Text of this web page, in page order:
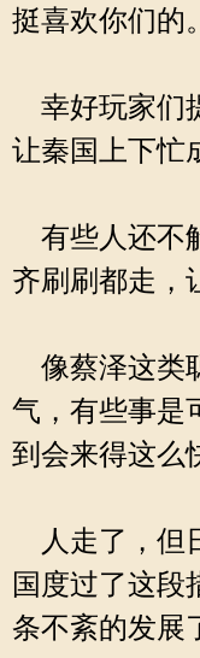
挺喜欢你们的
幸好玩家们
让秦国上下忙
有些人还不
齐刷刷都走，
像蔡泽这类
气，有些事是
到会来得这么
人走了，但
国度过了这段
条不紊的发展